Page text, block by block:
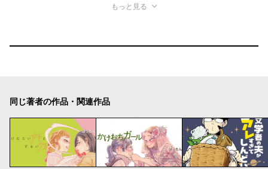
もっと見る
同じ著者の作品・関連作品